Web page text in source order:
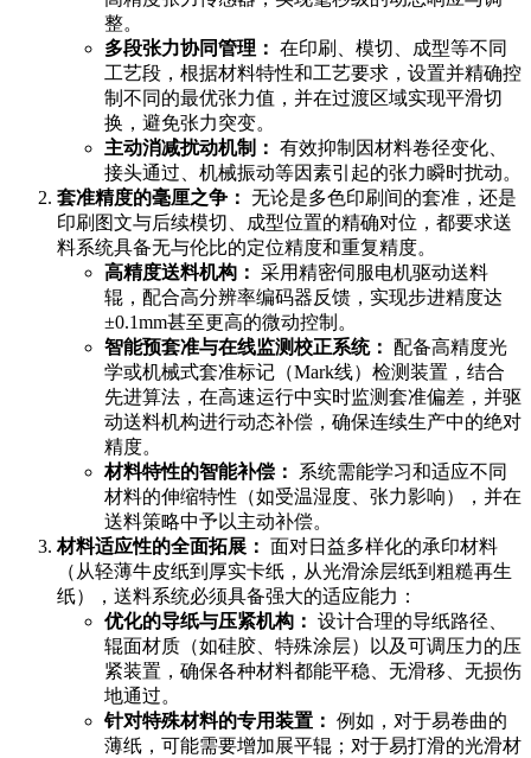
整。
多段张力协同管理： 在印刷、模切、成型等不同
工艺段，根据材料特性和工艺要求，设置并精确控
制不同的最优张力值，并在过渡区域实现平滑切
换，避免张力突变。
主动消减扰动机制： 有效抑制因材料卷径变化、
接头通过、机械振动等因素引起的张力瞬时扰动。
套准精度的毫厘之争： 无论是多色印刷间的套准，还是
印刷图文与后续模切、成型位置的精确对位，都要求送
料系统具备无与伦比的定位精度和重复精度。
高精度送料机构： 采用精密伺服电机驱动送料
辊，配合高分辨率编码器反馈，实现步进精度达
±0.1mm甚至更高的微动控制。
智能预套准与在线监测校正系统： 配备高精度光
学或机械式套准标记（Mark线）检测装置，结合
先进算法，在高速运行中实时监测套准偏差，并驱
动送料机构进行动态补偿，确保连续生产中的绝对
精度。
材料特性的智能补偿：
系统需能学习和适应不同
材料的伸缩特性（如受温湿度、张力影响），并在
送料策略中予以主动补偿。
材料适应性的全面拓展： 面对日益多样化的承印材料
（从轻薄牛皮纸到厚实卡纸，从光滑涂层纸到粗糙再生
纸），送料系统必须具备强大的适应能力：
优化的导纸与压紧机构： 设计合理的导纸路径、
辊面材质（如硅胶、特殊涂层）以及可调压力的压
紧装置，确保各种材料都能平稳、无滑移、无损伤
地通过。
针对特殊材料的专用装置： 例如，对于易卷曲的
薄纸，可能需要增加展平辊；对于易打滑的光滑材